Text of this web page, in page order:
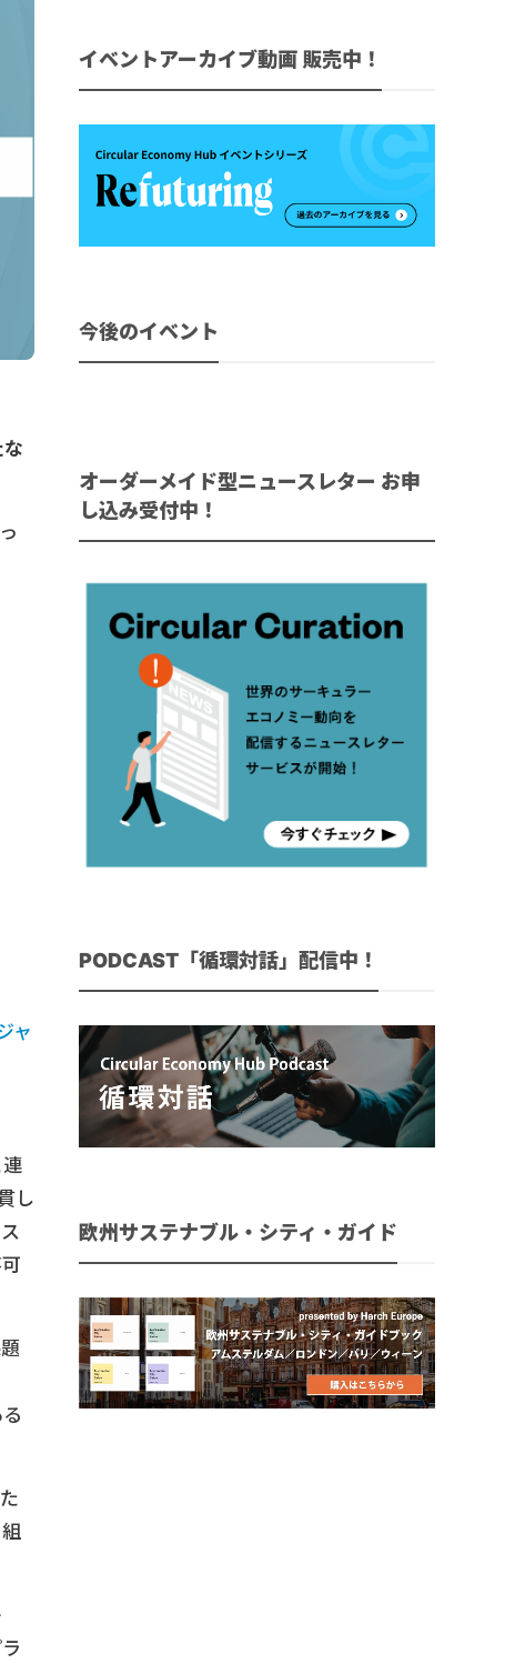
ャ
し
イベントアーカイブ動画 販売中！
今後のイベント
オーダーメイド型ニュースレター お申
し込み受付中！
PODCAST「循環対話」配信中！
欧州サステナブル・シティ・ガイド